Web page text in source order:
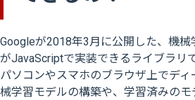
Googleが2018年3月に公開した、機械
がJavaScriptで実装できるライブラリで
パソコンやスマホのブラウザ上でデ
械学習モデルの構築や、学習済みの